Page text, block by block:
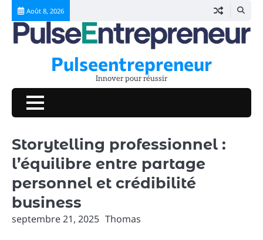
Skip
content
Août 8, 2026
Pulseentrepreneur
Innover pour réussir
Storytelling professionnel :
l’équilibre entre partage
personnel et crédibilité
business
septembre 21, 2025 Thomas